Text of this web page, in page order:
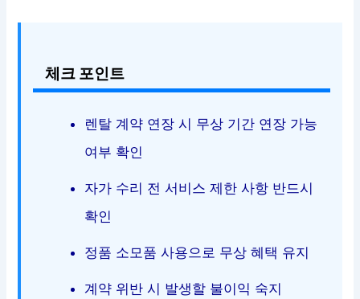
체크 포인트
렌탈 계약 연장 시 무상 기간 연장 가능
여부 확인
자가 수리 전 서비스 제한 사항 반드시
확인
정품 소모품 사용으로 무상 혜택 유지
계약 위반 시 발생할 불이익 숙지